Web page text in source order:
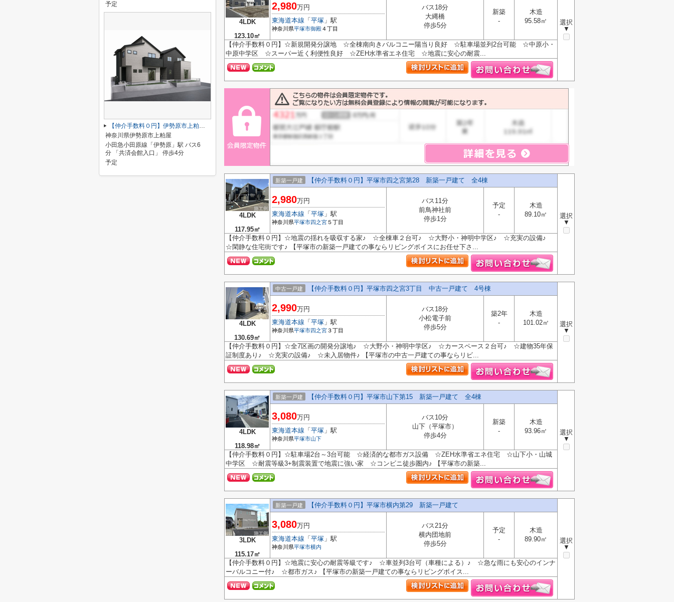
4LDK
123.10㎡
選択
▼
2,980万円
東海道本線 「 平塚 」駅
神奈川県平塚市御殿４丁目
バス18分
大縄橋
停歩5分
新築
-
木造
95.58㎡
【仲介手数料０円】☆新規開発分譲地 ☆全棟南向きバルコニー陽当り良好 ☆駐車場並列2台可能 ☆中原小・
中原中学区 ☆スーパー近く利便性良好 ☆ZEH水準省エネ住宅 ☆地震に安心の耐震...
4LDK
117.95㎡
新築一戸建 【仲介手数料０円】平塚市四之宮第28 新築一戸建て 全4棟
選択
▼
2,980万円
東海道本線 「 平塚 」駅
神奈川県平塚市四之宮 ５丁目
バス11分
前鳥神社前
停歩1分
予定
-
木造
89.10㎡
【仲介手数料０円】☆地震の揺れを吸収する家♪ ☆全棟車２台可♪ ☆大野小・神明中学区♪ ☆充実の設備♪
☆閑静な住宅街です♪ 【平塚市の新築一戸建ての事ならリビングボイスにお任せ下さ...
4LDK
130.69㎡
中古一戸建 【仲介手数料０円】平塚市四之宮3丁目 中古一戸建て 4号棟
選択
▼
2,990万円
東海道本線 「 平塚 」駅
神奈川県平塚市四之宮３丁目
バス18分
小松電子前
停歩5分
築2年
-
木造
101.02㎡
【仲介手数料０円】☆全7区画の開発分譲地♪ ☆大野小・神明中学区♪ ☆カースペース２台可♪ ☆建物35年保
証制度あり♪ ☆充実の設備♪ ☆未入居物件♪ 【平塚市の中古一戸建ての事ならリビ...
4LDK
118.98㎡
新築一戸建 【仲介手数料０円】平塚市山下第15 新築一戸建て 全4棟
選択
▼
3,080万円
東海道本線 「 平塚 」駅
神奈川県平塚市山下
バス10分
山下（平塚市）
停歩4分
新築
-
木造
93.96㎡
【仲介手数料０円】☆駐車場2台～3台可能 ☆経済的な都市ガス設備 ☆ZEH水準省エネ住宅 ☆山下小・山城
中学区 ☆耐震等級3+制震装置で地震に強い家 ☆コンビニ徒歩圏内♪ 【平塚市の新築...
3LDK
115.17㎡
新築一戸建 【仲介手数料０円】平塚市横内第29 新築一戸建て
選択
▼
3,080万円
東海道本線 「 平塚 」駅
神奈川県平塚市横内
バス21分
横内団地前
停歩5分
予定
-
木造
89.90㎡
【仲介手数料０円】☆地震に安心の耐震等級です♪ ☆車並列3台可（車種による）♪ ☆急な雨にも安心のインナ
ーバルコニー付♪ ☆都市ガス♪ 【平塚市の新築一戸建ての事ならリビングボイス...
予定
【仲介手数料０円】伊勢原市上粕屋第2期 新築一戸建て 1号棟 全2棟
神奈川県伊勢原市上粕屋
小田急小田原線「伊勢原」駅 バス6
分 「共済会館入口」 停歩4分
予定